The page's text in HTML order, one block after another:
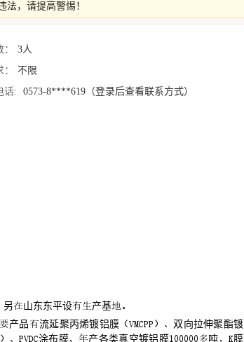
，请提高警惕！
3人
不限
话:
0573-8****619（登录后查看联系方式）
另山东东平设产基
流延聚丙烯镀铝膜双向拉伸聚酯镀
涂布膜产各类真空镀铝膜吨膜